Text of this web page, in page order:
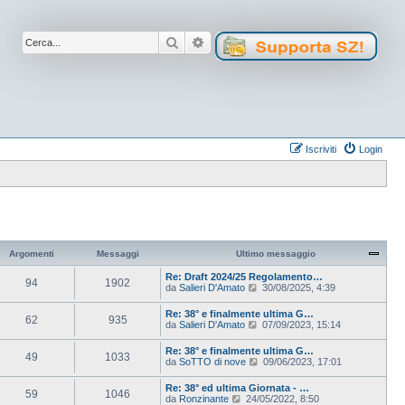
Cerca Ricerca avanzata
Login
Iscriviti
Argomenti Messaggi Ultimo messaggio
94 1902
Re: Draft 2024/25 Regolamento…
da Salieri D'Amato
V
i
u
l
t
o
m
30/08/2025, 4:39
62 935
Re: 38° e finalmente ultima G…
da Salieri D'Amato
V
i
u
l
t
i
07/09/2023, 15:14
49 1033
Re: 38° e finalmente ultima G…
da SoTTO di nove
V
d
i
09/06/2023, 17:01
59 1046
Re: 38° ed ultima Giornata - …
da Ronzinante
V24/05/2022, 8:50